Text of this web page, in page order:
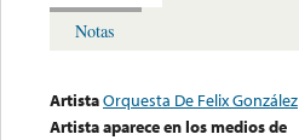
Notas
ArtistaOrquesta De Felix González
Artista aparece en los medios de